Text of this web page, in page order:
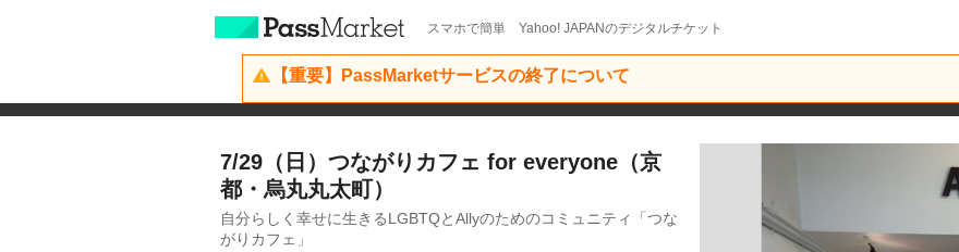
スマホで簡単 Yahoo! JAPANのデジタルチケット
【重要】PassMarketサービスの終了について
7/29（日）つながりカフェ for everyone（京
都・烏丸丸太町）
自分らしく幸せに生きるLGBTQとAllyのためのコミュニティ「つな
がりカフェ」